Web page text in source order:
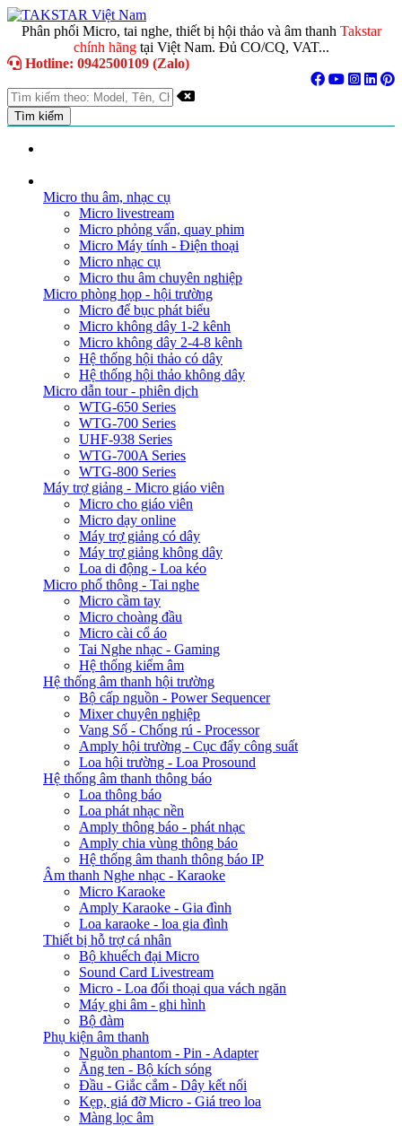
Phân phối Micro, tai nghe, thiết bị hội thảo và âm thanh Takstar
chính hãng tại Việt Nam. Đủ CO/CQ, VAT...
Hotline: 0942500109 (Zalo)
Micro thu âm, nhạc cụ
Micro livestream
Micro phỏng vấn, quay phim
Micro Máy tính - Điện thoại
Micro nhạc cụ
Micro thu âm chuyên nghiệp
Micro phòng họp - hội trường
Micro để bục phát biểu
Micro không dây 1-2 kênh
Micro không dây 2-4-8 kênh
Hệ thống hội thảo có dây
Hệ thống hội thảo không dây
Micro dẫn tour - phiên dịch
WTG-650 Series
WTG-700 Series
UHF-938 Series
WTG-700A Series
WTG-800 Series
Máy trợ giảng - Micro giáo viên
Micro cho giáo viên
Micro dạy online
Máy trợ giảng có dây
Máy trợ giảng không dây
Loa di động - Loa kéo
Micro phổ thông - Tai nghe
Micro cầm tay
Micro choàng đầu
Micro cài cổ áo
Tai Nghe nhạc - Gaming
Hệ thống kiểm âm
Hệ thống âm thanh hội trường
Bộ cấp nguồn - Power Sequencer
Mixer chuyên nghiệp
Vang Số - Chống rú - Processor
Amply hội trường - Cục đẩy công suất
Loa hội trường - Loa Prosound
Hệ thống âm thanh thông báo
Loa thông báo
Loa phát nhạc nền
Amply thông báo - phát nhạc
Amply chia vùng thông báo
Hệ thống âm thanh thông báo IP
Âm thanh Nghe nhạc - Karaoke
Micro Karaoke
Amply Karaoke - Gia đình
Loa karaoke - loa gia đình
Thiết bị hỗ trợ cá nhân
Bộ khuếch đại Micro
Sound Card Livestream
Micro - Loa đối thoại qua vách ngăn
Máy ghi âm - ghi hình
Bộ đàm
Phụ kiện âm thanh
Nguồn phantom - Pin - Adapter
Ăng ten - Bộ kích sóng
Đầu - Giắc cắm - Dây kết nối
Kẹp, giá đỡ Micro - Giá treo loa
Màng lọc âm